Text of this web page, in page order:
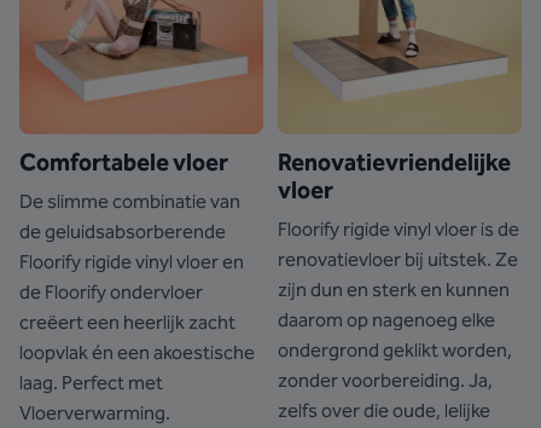
Comfortabele vloer
De slimme combinatie van
de geluidsabsorberende
Floorify rigide vinyl vloer en
de Floorify ondervloer
creëert een heerlijk zacht
loopvlak én een akoestische
laag. Perfect met
Vloerverwarming.
Renovatievriendelijke
vloer
Floorify rigide vinyl vloer is de
renovatievloer bij uitstek. Ze
zijn dun en sterk en kunnen
daarom op nagenoeg elke
ondergrond geklikt worden,
zonder voorbereiding. Ja,
zelfs over die oude, lelijke